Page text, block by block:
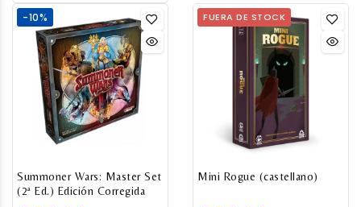
expansión del
aclamado libro-juego
de aventuras Fábulas
de Peluche. La niña de
la anterior historia tiene
ahora un hermanito
con su propio peluche:
Perezosa la unicornia. A
musculoso Manny, una
figura de acción un
peluche han sido
arrastrados hasta La
Caída, un reino
fantástico y
sobrenatural gobernado
por el Señor de las
Pesadillas.
-10%
Summoner Wars: Master Set
(2ª Ed.) Edición Corregida
FUERA DE STOCK
Mini Rogue (castellano)